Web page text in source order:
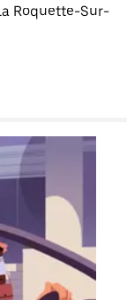
Roquette-Sur-